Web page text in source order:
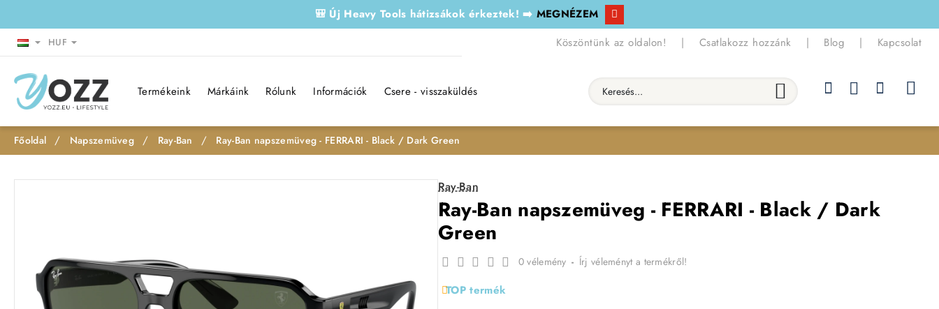
🎒 Új Heavy Tools hátizsákok érkeztek! ➡️ MEGNÉZEM
HUF Köszöntünk az oldalon! | Csatlakozz hozzánk | Blog | Kapcsolat
Termékeink Márkáink Rólunk Információk Csere - visszaküldés Keresés...
h
Napszemüveg Ray-Ban Ray-Ban napszemüveg - FERRARI - Black / Dark Green
Ray-Ban
Ray-Ban napszemüveg - FERRARI - Black / Dark
Green
TOP termék
0 vélemény - Írj véleményt a termékről!